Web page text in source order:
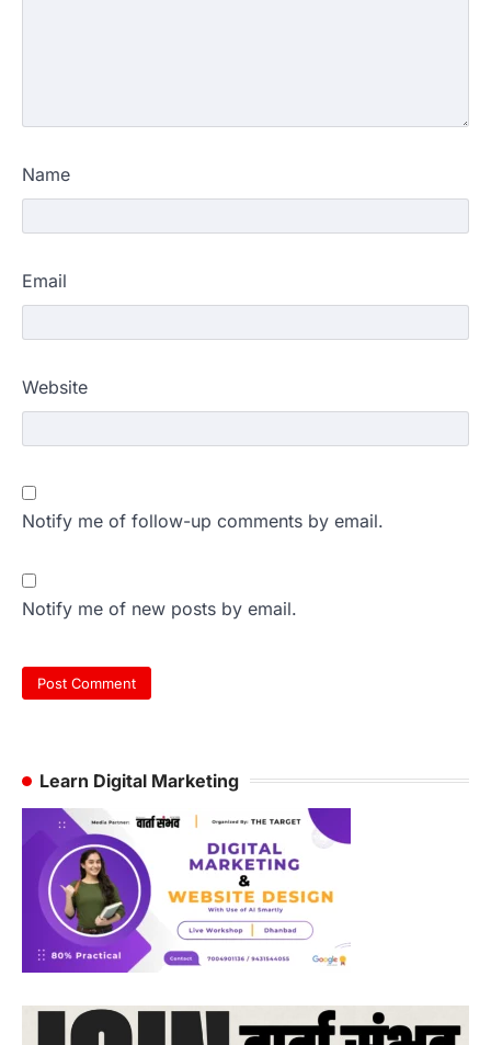
Name
Email
Website
Notify me of follow-up comments by email.
Notify me of new posts by email.
Learn Digital Marketing